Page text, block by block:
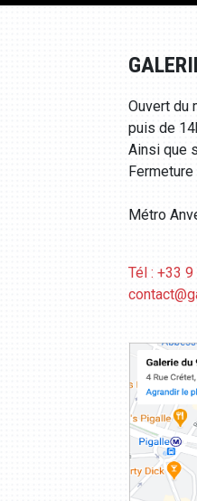
Ouvert du
puis de
Ainsi que
Métro
Tél : +33